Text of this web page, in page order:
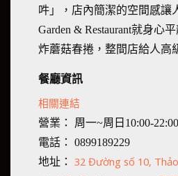
吽」，店內簡潔的空間感讓
Garden & Restaurant就身心
炸蘑菇春捲，整間店給人高
餐廳資訊
相關連結
營業： 周一~周日10:00-22:00
電話： 0899189229
地址： 32 Đường số 10,